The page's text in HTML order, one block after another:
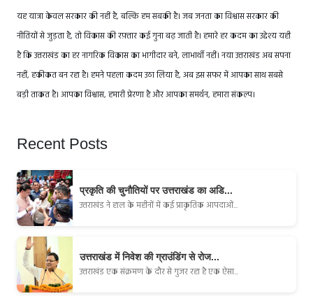
यह यात्रा केवल सरकार की नहीं है, बल्कि हम सबकी है। जब जनता का विश्वास सरकार की
नीतियों से जुड़ता है, तो विकास की रफ़्तार कई गुना बढ़ जाती है। हमारे हर कदम का उद्देश्य यही
है कि उत्तराखंड का हर नागरिक विकास का भागीदार बने, लाभार्थी नहीं। नया उत्तराखंड अब सपना
नहीं, हकीकत बन रहा है। हमने पहला कदम उठा लिया है, अब इस सफर में आपका साथ सबसे
बड़ी ताकत है। आपका विश्वास, हमारी प्रेरणा है और आपका समर्थन, हमारा संकल्प।
Recent Posts
प्रकृति की चुनौतियों पर उत्तराखंड का अडि...
उत्तराखंड ने हाल के महीनों में कई प्राकृतिक आपदाओं...
उत्तराखंड में निवेश की ग्राउंडिंग से रोज...
उत्तराखंड एक संक्रमण के दौर से गुजर रहा है एक ऐसा...